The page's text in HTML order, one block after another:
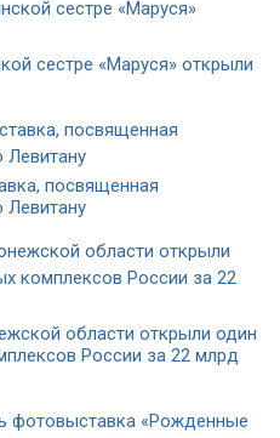
сестре «Маруся» открыли
посвященная
области открыли один
России за 22 млрд